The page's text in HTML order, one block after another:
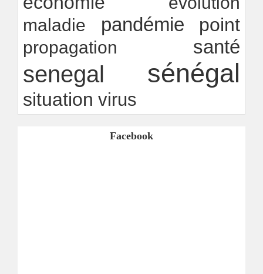
maladie
pandémie point
propagation santé
senegal sénégal
situation virus
Facebook